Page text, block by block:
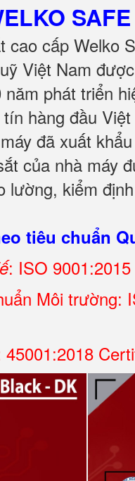
SAFE
cao cấp Welko
Việt Nam
phát triển
hàng đầu
đã xuất
của nhà máy
kiểm
tiêu chuẩn
: ISO
Môi trường: